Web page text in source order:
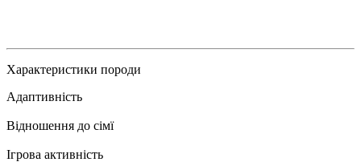
Характеристики породи
Адаптивність
Відношення до сімї
Ігрова активність